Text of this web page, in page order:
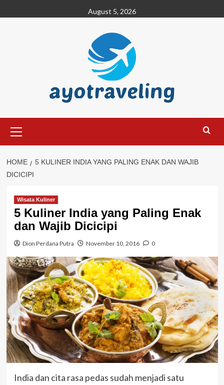
to
August 5, 2026
Menu
HOME
5 KULINER INDIA YANG PALING ENAK DAN WAJIB
DICICIPI
Wisata Kuliner
5 Kuliner India yang Paling Enak
dan Wajib Dicicipi
Dion Perdana Putra November 10, 2016 0
India dan cita rasa pedas sudah menjadi satu